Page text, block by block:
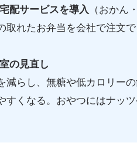
配サービスを導入
（おかん
れたお弁当を会社で注文
の見直し
らし、無糖や低カロリー
すくなる。おやつにはナッ